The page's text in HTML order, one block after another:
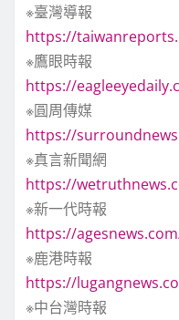
※臺灣導報
https://
※鷹眼時報
https://
※圓周傳媒
https://
※真言新聞網
https://
※新一代時報
https://
※鹿港時報
https://
※中台灣時報